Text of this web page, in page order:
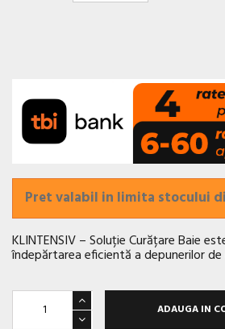
Pret valabil in limita stocului
KLINTENSIV – Soluție Curățare Baie
îndepărtarea eficientă a depunerilor de
ADAUGA IN